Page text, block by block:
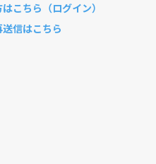
こちら（ログイン）
信はこちら